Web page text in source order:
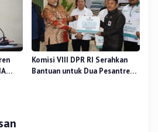
Komisi VIII DPR RI Serahkan
Bantuan untuk Dua Pesantren